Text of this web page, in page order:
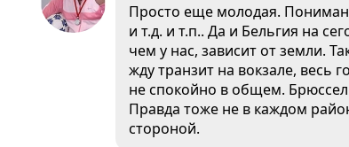
Просто еще молодая.
и т.д. и т.п.. Да и Бельгия на
чем у нас, зависит от земли.
жду транзит на вокзале, весь
не спокойно в общем.
Правда тоже не в каждом
стороной.